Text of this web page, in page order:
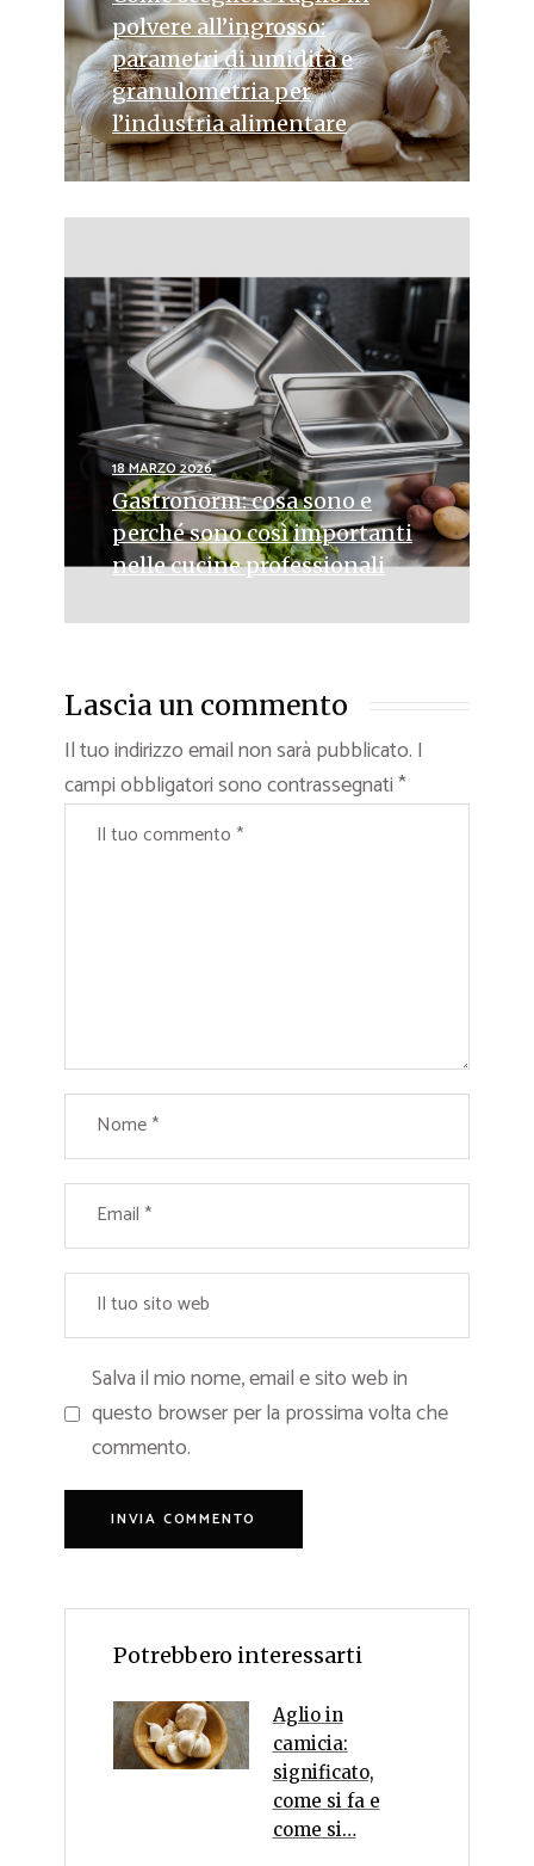
polvere all’ingrosso:
parametri di umidità e
granulometria per
l’industria alimentare
18 MARZO 2026
Gastronorm: cosa sono e
perché sono così importanti
nelle cucine professionali
Lascia un commento
Il tuo indirizzo email non sarà pubblicato. I
campi obbligatori sono contrassegnati*
Salva il mio nome, email e sito web in
questo browser per la prossima volta che
commento.
Potrebbero interessarti
Aglio in
camicia:
significato,
come si fa e
come si…